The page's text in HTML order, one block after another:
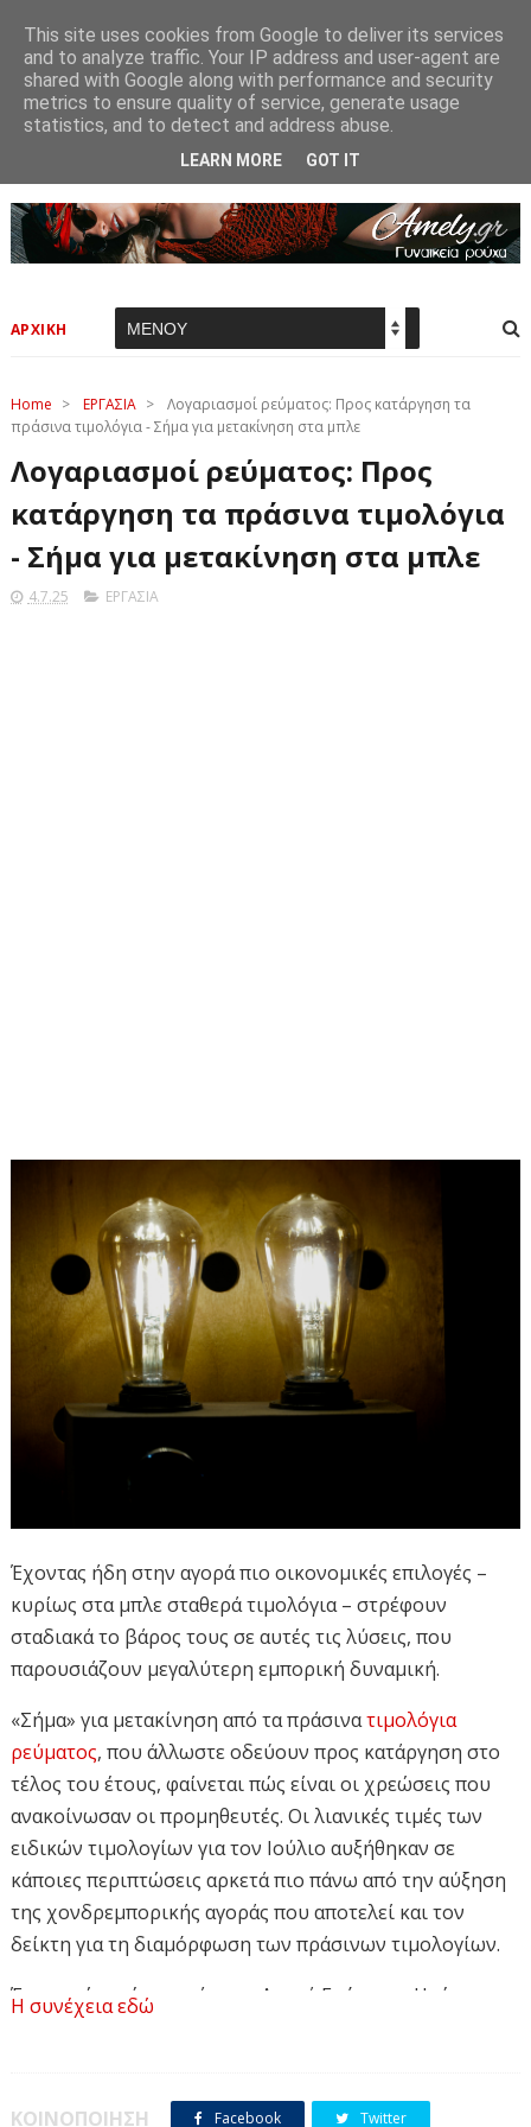
ΑΡΧΙΚΗ
Home > ΕΡΓΑΣΙΑ >
Λογαριασμοί ρεύματος: Προς κατάργηση τα
πράσινα τιμολόγια - Σήμα για μετακίνηση στα μπλε
Λογαριασμοί ρεύματος: Προς
κατάργηση τα πράσινα τιμολόγια
- Σήμα για μετακίνηση στα μπλε
4.7.25 ΕΡΓΑΣΙΑ
Έχοντας ήδη στην αγορά πιο οικονομικές επιλογές –
κυρίως στα μπλε σταθερά τιμολόγια – στρέφουν
σταδιακά το βάρος τους σε αυτές τις λύσεις, που
παρουσιάζουν μεγαλύτερη εμπορική δυναμική.
«Σήμα» για μετακίνηση από τα πράσινατιμολόγια
ρεύματος, που άλλωστε οδεύουν προς κατάργηση στο
τέλος του έτους, φαίνεται πώς είναι οι χρεώσεις που
ανακοίνωσαν οι προμηθευτές. Οι λιανικές τιμές των
ειδικών τιμολογίων για τον Ιούλιο αυξήθηκαν σε
κάποιες περιπτώσεις αρκετά πιο πάνω από την αύξηση
της χονδρεμπορικής αγοράς που αποτελεί και τον
δείκτη για τη διαμόρφωση των πράσινων τιμολογίων.
Έτσι, ενώ η μέση τιμή στην Αγορά Επόμενης Ημέρας για
το διάστημα από 1-30 Ιουνίου διαμορφώθηκε στα 85,42
Η συνέχεια εδώ
ΚΟΙΝΟΠΟΙΗΣΗ Facebook Twitter
This site uses cookies from Google to deliver its services
and to analyze traffic. Your IP address and user-agent are
shared with Google along with performance and security
metrics to ensure quality of service, generate usage
statistics, and to detect and address abuse.
LEARN MORE GOT IT